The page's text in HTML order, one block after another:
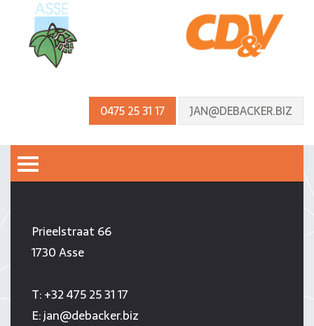
0475 25 31 17 JAN@DEBACKER.BIZ
JAN DE BACKER
Prieelstraat 66
1730 Asse
T:+32 475 25 31 17
E:jan@debacker.biz